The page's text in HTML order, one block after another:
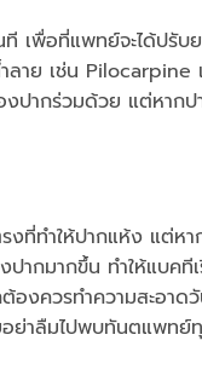
เพื่อที่แพทย์จะได้ปรั
าย เช่น Pilocarpine
ากร่วมด้วย แต่หากป
รงที่ทำให้ปากแห้ง แ
ากมากขึ้น ทำให้แบคที
งควรทำความสะอา
อย่าลืมไปพบทันตแพ